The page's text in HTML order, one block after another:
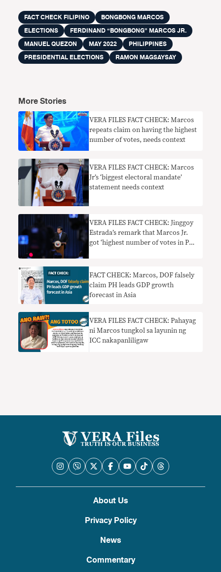
FACT CHECK FILIPINO
BONGBONG MARCOS
ELECTIONS
FERDINAND “BONGBONG” MARCOS JR.
MANUEL QUEZON
MAY 2022
PHILIPPINES
PRESIDENTIAL ELECTIONS
RAMON MAGSAYSAY
More Stories
VERA FILES FACT CHECK: Marcos
repeats claim on having the highest
number of votes, needs context
VERA FILES FACT CHECK: Marcos
Jr’s ‘biggest electoral mandate’
statement needs context
VERA FILES FACT CHECK: Jinggoy
Estrada’s remark that Marcos Jr.
got ‘highest number of votes in PH
FACT CHECK: Marcos, DOF falsely
claim PH leads GDP growth
forecast in Asia
VERA FILES FACT CHECK: Pahayag
ni Marcos tungkol sa layunin ng
ICC nakapanliligaw
About Us
Privacy Policy
News
Commentary